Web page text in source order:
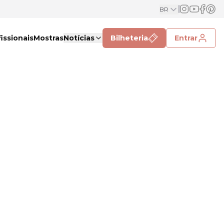
BR
MostrasNotícias Bilheteria Entrar